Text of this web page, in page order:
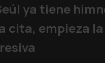
ya tiene
cita, empieza la